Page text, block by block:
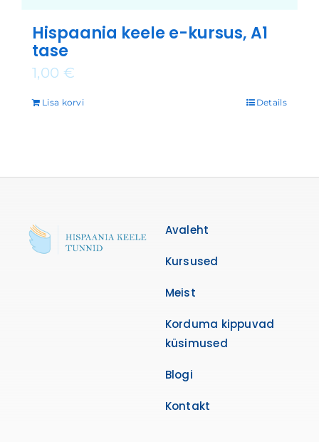
Hispaania keele e-kursus, A1
tase
1,00 €
Lisa korvi Details
Avaleht
Kursused
Meist
Korduma kippuvad
küsimused
Blogi
Kontakt